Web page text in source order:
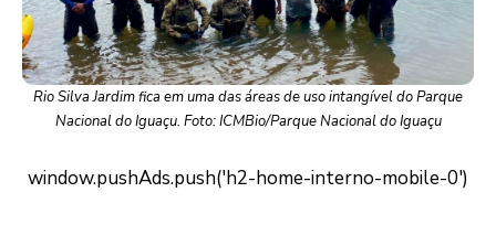
Rio Silva Jardim fica em uma das áreas de uso intangível do Parque
Nacional do Iguaçu. Foto: ICMBio/Parque Nacional do Iguaçu